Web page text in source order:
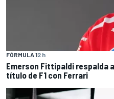
FÓRMULA 12 h
Emerson Fittipaldi respalda
título de F1 con Ferrari